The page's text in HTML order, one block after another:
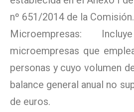
nº 651/2014 de la Comisión.
Microempresas:
microempresas que
personas y cuyo volumen
balance general anual no
de euros.